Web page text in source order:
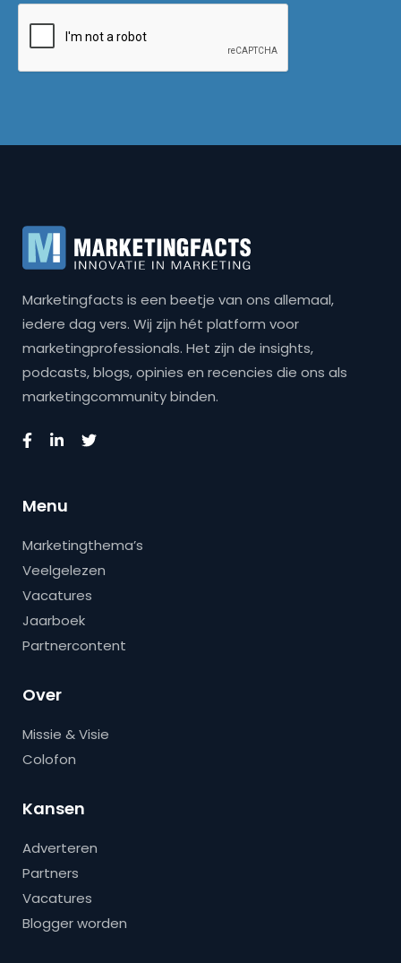
Marketingfacts is een beetje van ons allemaal,
iedere dag vers. Wij zijn hét platform voor
marketingprofessionals. Het zijn de insights,
podcasts, blogs, opinies en recencies die ons als
marketingcommunity binden.
Menu
Marketingthema’s
Veelgelezen
Vacatures
Jaarboek
Partnercontent
Over
Missie & Visie
Colofon
Kansen
Adverteren
Partners
Vacatures
Blogger worden